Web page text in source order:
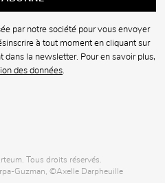
par notre société pour vous envoyer
à tout moment en cliquant sur
dans la newsletter. Pour en savoir plus,
des données.
Tous droits réservés.
Guzman, ©Axelle Darpheuille